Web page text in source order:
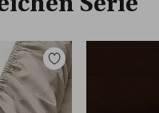
Zu
Favoriten
hinzufügen